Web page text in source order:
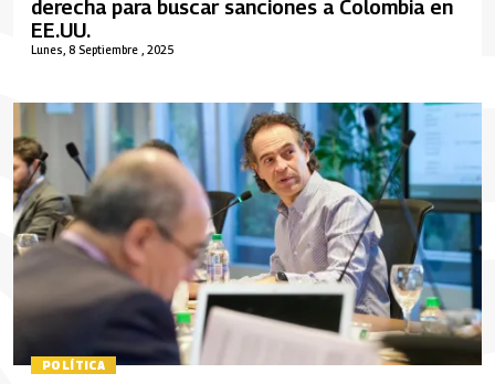
Lunes, 8 Septiembre , 2025
derecha para buscar sanciones a Colombia en
EE.UU.
POLÍTICA